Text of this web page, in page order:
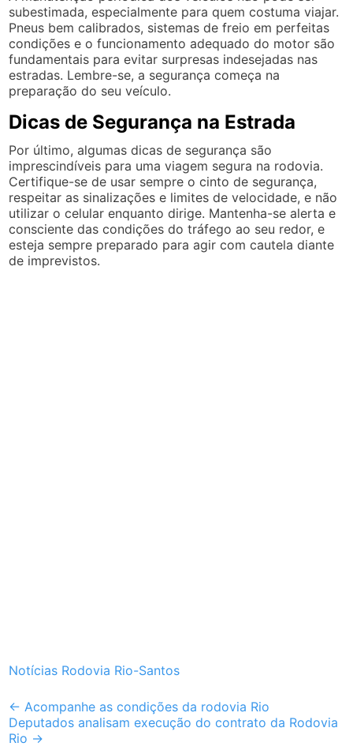
subestimada, especialmente para quem costuma viajar.
Pneus bem calibrados, sistemas de freio em perfeitas
condições e o funcionamento adequado do motor são
fundamentais para evitar surpresas indesejadas nas
estradas. Lembre-se, a segurança começa na
preparação do seu veículo.
Dicas de Segurança na Estrada
Por último, algumas dicas de segurança são
imprescindíveis para uma viagem segura na rodovia.
Certifique-se de usar sempre o cinto de segurança,
respeitar as sinalizações e limites de velocidade, e não
utilizar o celular enquanto dirige. Mantenha-se alerta e
consciente das condições do tráfego ao seu redor, e
esteja sempre preparado para agir com cautela diante
de imprevistos.
Notícias Rodovia Rio-Santos
Post
navigation
← Acompanhe as condições da rodovia Rio
Deputados analisam execução do contrato da Rodovia
Rio →